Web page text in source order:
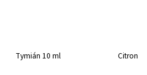
Tymián 10 ml Citron